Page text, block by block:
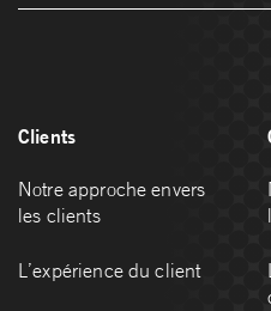
Clients
Notre approche envers
les clients
L’expérience du client